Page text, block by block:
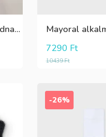
Killy szürke mintás rövidnadrág
10439Ft
7290 Ft
-26%